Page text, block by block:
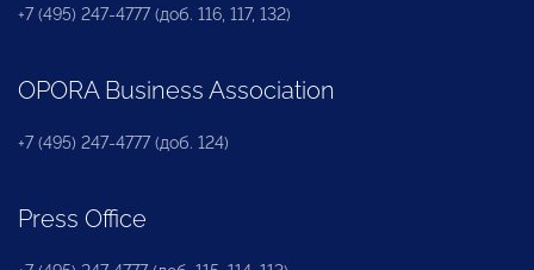
+7 (495) 247-4777 (доб. 116, 117, 132)
OPORA Business Association
+7 (495) 247-4777 (доб. 124)
Press Office